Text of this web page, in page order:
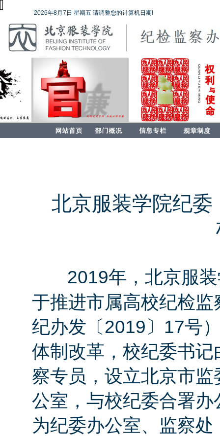
2026年8月7日 星期五 请调整您的计算机日期!
北京服装学院纪
2019年，北京服
于推进市属高校纪检
纪办发〔2019〕17号
体制改革，校纪委书
察专员，设立北京市
公室，与校纪委合署
为纪委办公室、监察